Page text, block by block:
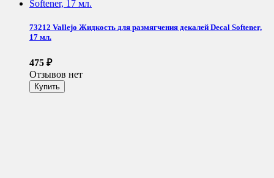
73212 Vallejo Жидкость для размягчения декалей Decal Softener,
17 мл.
475 ₽
Отзывов нет